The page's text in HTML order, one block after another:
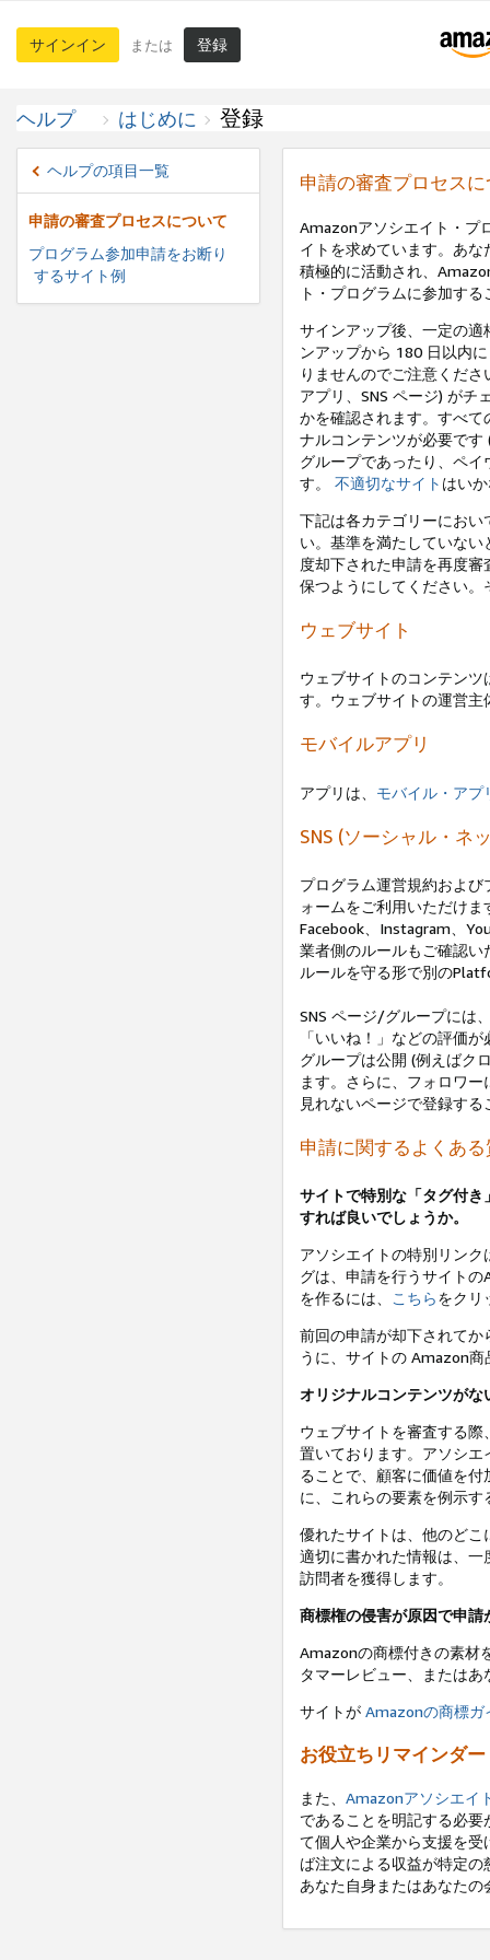
サインイン または 登録
ヘルプ はじめに 登録
ヘルプの項目一覧
申請の審査プロセスについて
プログラム参加申請をお断り
するサイト例
申請の審査プロセス
Amazonアソシエイト・プ
イトを求めています。あ
積極的に活動され、
ト・プログラムに参加す
サインアップ後、一定の
ンアップから 180 日以内
りませんのでご注意くだ
アプリ、SNS ページ) がチ
かを確認されます。すべ
ナルコンテンツが必要で
グループであったり、ペ
す。 不適切なサイト はい
下記は各カテゴリーにお
い。基準を満たしていな
度却下された申請を再度
保つようにしてください
ウェブサイト
ウェブサイトのコンテン
す。ウェブサイトの運営
モバイルアプリ
アプリは、 モバイル・アプ
SNS (ソーシャル・ネ
プログラム運営規約およ
ォームをご利用いただけ
Facebook、Instagram、
業者側のルールもご確認
ルールを守る形で別の
SNS ページ/グループには
「いいね！」などの評価
グループは公開 (例えばク
ます。さらに、フォロワ
見れないページで登録す
申請に関するよくある
サイトで特別な「タグ付
すれば良いでしょうか。
アソシエイトの特別リン
グは、申請を行うサイト
を作るには、
こちらをクリ
前回の申請が却下されて
うに、サイトの Amazon
オリジナルコンテンツが
ウェブサイトを審査する
置いております。アソシ
ることで、顧客に価値を
に、これらの要素を例示
優れたサイトは、他のど
適切に書かれた情報は、
訪問者を獲得します。
商標権の侵害が原因で申
Amazonの商標付きの素材
タマーレビュー、または
サイトがAmazonの商標ガ
お役立ちリマインダー
また、 Amazonアソシエイ
であることを明記する必
て個人や企業から支援を
ば注文による収益が特定
あなた自身またはあなた